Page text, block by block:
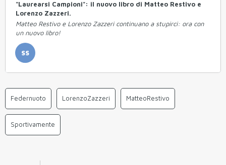
"Laurearsi Campioni": il nuovo libro di Matteo Restivo e
Lorenzo Zazzeri.
Matteo Restivo e Lorenzo Zazzeri continuano a stupirci: ora con
un nuovo libro!
SS
Federnuoto LorenzoZazzeri MatteoRestivo
Sportivamente